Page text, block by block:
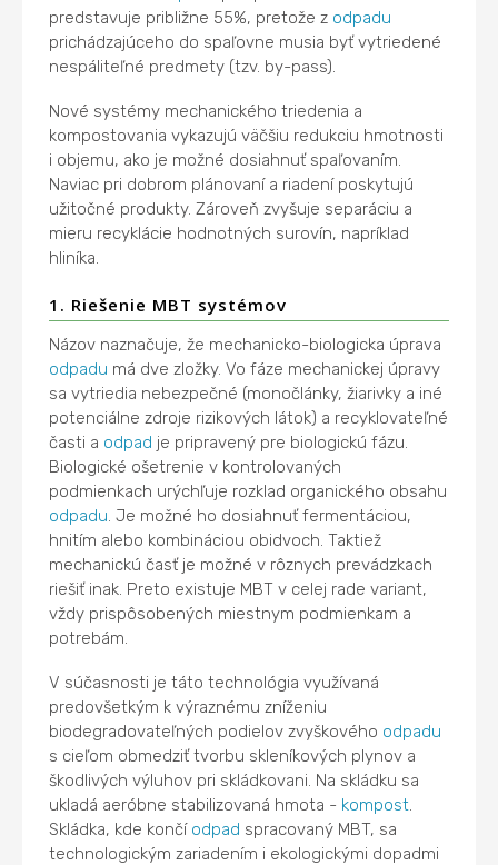
predstavuje približne 55%, pretože z odpadu
prichádzajúceho do spaľovne musia byť vytriedené
nespáliteľné predmety (tzv. by-pass).
Nové systémy mechanického triedenia a
kompostovania vykazujú väčšiu redukciu hmotnosti
i objemu, ako je možné dosiahnuť spaľovaním.
Naviac pri dobrom plánovaní a riadení poskytujú
užitočné produkty. Zároveň zvyšuje separáciu a
mieru recyklácie hodnotných surovín, napríklad
hliníka.
1. Riešenie MBT systémov
Názov naznačuje, že mechanicko-biologicka úprava
odpadu má dve zložky. Vo fáze mechanickej úpravy
sa vytriedia nebezpečné (monočlánky, žiarivky a iné
potenciálne zdroje rizikových látok) a recyklovateľné
časti a odpad je pripravený pre biologickú fázu.
Biologické ošetrenie v kontrolovaných
podmienkach urýchľuje rozklad organického obsahu
odpadu. Je možné ho dosiahnuť fermentáciou,
hnitím alebo kombináciou obidvoch. Taktiež
mechanickú časť je možné v rôznych prevádzkach
riešiť inak. Preto existuje MBT v celej rade variant,
vždy prispôsobených miestnym podmienkam a
potrebám.
V súčasnosti je táto technológia využívaná
predovšetkým k výraznému zníženiu
biodegradovateľných podielov zvyškového odpadu
s cieľom obmedziť tvorbu skleníkových plynov a
škodlivých výluhov pri skládkovani. Na skládku sa
ukladá aeróbne stabilizovaná hmota - kompost.
Skládka, kde končí odpad spracovaný MBT, sa
technologickým zariadením i ekologickými dopadmi